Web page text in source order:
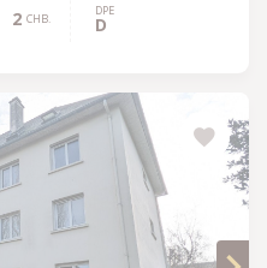
2 CHB. DPE
D